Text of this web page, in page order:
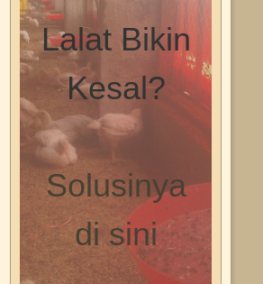
Lalat Bikin
Kesal?
Solusinya
di sini